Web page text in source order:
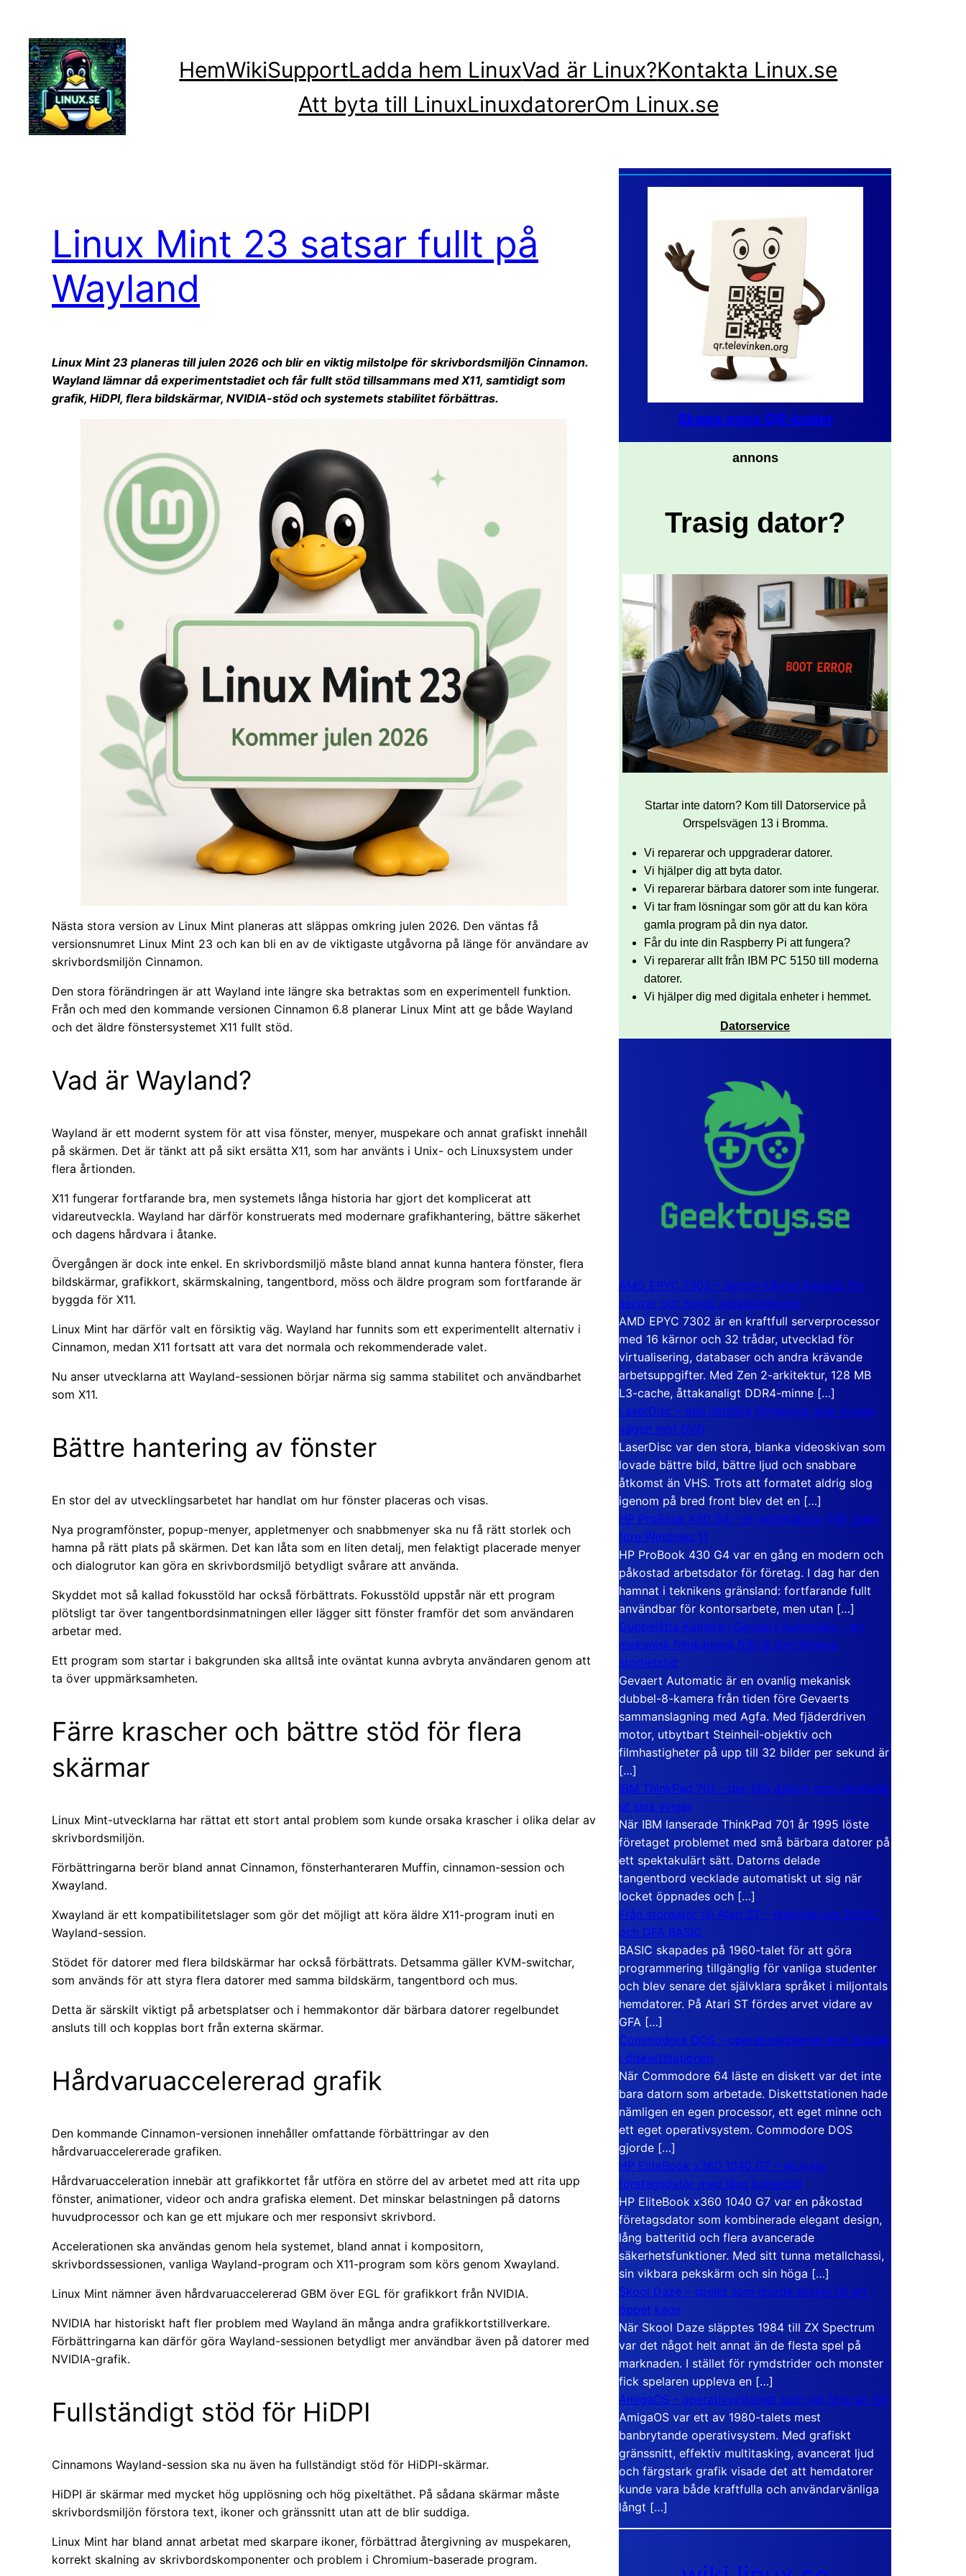
innehåll
HemWikiSupportLadda hem LinuxVad är Linux?Kontakta Linux.se
Att byta till LinuxLinuxdatorerOm Linux.se
Linux Mint 23 satsar fullt på
Wayland
Linux Mint 23 planeras till julen 2026 och blir en viktig milstolpe för skrivbordsmiljön Cinnamon.
Wayland lämnar då experimentstadiet och får fullt stöd tillsammans med X11, samtidigt som
grafik, HiDPI, flera bildskärmar, NVIDIA-stöd och systemets stabilitet förbättras.
Nästa stora version av Linux Mint planeras att släppas omkring julen 2026. Den väntas få
versionsnumret Linux Mint 23 och kan bli en av de viktigaste utgåvorna på länge för användare av
skrivbordsmiljön Cinnamon.
Den stora förändringen är att Wayland inte längre ska betraktas som en experimentell funktion.
Från och med den kommande versionen Cinnamon 6.8 planerar Linux Mint att ge både Wayland
och det äldre fönstersystemet X11 fullt stöd.
Vad är Wayland?
Wayland är ett modernt system för att visa fönster, menyer, muspekare och annat grafiskt innehåll
på skärmen. Det är tänkt att på sikt ersätta X11, som har använts i Unix- och Linuxsystem under
flera årtionden.
X11 fungerar fortfarande bra, men systemets långa historia har gjort det komplicerat att
vidareutveckla. Wayland har därför konstruerats med modernare grafikhantering, bättre säkerhet
och dagens hårdvara i åtanke.
Övergången är dock inte enkel. En skrivbordsmiljö måste bland annat kunna hantera fönster, flera
bildskärmar, grafikkort, skärmskalning, tangentbord, möss och äldre program som fortfarande är
byggda för X11.
Linux Mint har därför valt en försiktig väg. Wayland har funnits som ett experimentellt alternativ i
Cinnamon, medan X11 fortsatt att vara det normala och rekommenderade valet.
Nu anser utvecklarna att Wayland-sessionen börjar närma sig samma stabilitet och användbarhet
som X11.
Bättre hantering av fönster
En stor del av utvecklingsarbetet har handlat om hur fönster placeras och visas.
Nya programfönster, popup-menyer, appletmenyer och snabbmenyer ska nu få rätt storlek och
hamna på rätt plats på skärmen. Det kan låta som en liten detalj, men felaktigt placerade menyer
och dialogrutor kan göra en skrivbordsmiljö betydligt svårare att använda.
Skyddet mot så kallad fokusstöld har också förbättrats. Fokusstöld uppstår när ett program
plötsligt tar över tangentbordsinmatningen eller lägger sitt fönster framför det som användaren
arbetar med.
Ett program som startar i bakgrunden ska alltså inte oväntat kunna avbryta användaren genom att
ta över uppmärksamheten.
Färre krascher och bättre stöd för flera
skärmar
Linux Mint-utvecklarna har rättat ett stort antal problem som kunde orsaka krascher i olika delar av
skrivbordsmiljön.
Förbättringarna berör bland annat Cinnamon, fönsterhanteraren Muffin, cinnamon-session och
Xwayland.
Xwayland är ett kompatibilitetslager som gör det möjligt att köra äldre X11-program inuti en
Wayland-session.
Stödet för datorer med flera bildskärmar har också förbättrats. Detsamma gäller KVM-switchar,
som används för att styra flera datorer med samma bildskärm, tangentbord och mus.
Detta är särskilt viktigt på arbetsplatser och i hemmakontor där bärbara datorer regelbundet
ansluts till och kopplas bort från externa skärmar.
Hårdvaruaccelererad grafik
Den kommande Cinnamon-versionen innehåller omfattande förbättringar av den
hårdvaruaccelererade grafiken.
Hårdvaruacceleration innebär att grafikkortet får utföra en större del av arbetet med att rita upp
fönster, animationer, videor och andra grafiska element. Det minskar belastningen på datorns
huvudprocessor och kan ge ett mjukare och mer responsivt skrivbord.
Accelerationen ska användas genom hela systemet, bland annat i kompositorn,
skrivbordssessionen, vanliga Wayland-program och X11-program som körs genom Xwayland.
Linux Mint nämner även hårdvaruaccelererad GBM över EGL för grafikkort från NVIDIA.
NVIDIA har historiskt haft fler problem med Wayland än många andra grafikkortstillverkare.
Förbättringarna kan därför göra Wayland-sessionen betydligt mer användbar även på datorer med
NVIDIA-grafik.
Fullständigt stöd för HiDPI
Cinnamons Wayland-session ska nu även ha fullständigt stöd för HiDPI-skärmar.
HiDPI är skärmar med mycket hög upplösning och hög pixeltäthet. På sådana skärmar måste
skrivbordsmiljön förstora text, ikoner och gränssnitt utan att de blir suddiga.
Linux Mint har bland annat arbetat med skarpare ikoner, förbättrad återgivning av muspekaren,
korrekt skalning av skrivbordskomponenter och problem i Chromium-baserade program.
Skapa egna QR-koder
annons
Trasig dator?
Startar inte datorn? Kom till Datorservice på
Orrspelsvägen 13 i Bromma.
Vi reparerar och uppgraderar datorer.
Vi hjälper dig att byta dator.
Vi reparerar bärbara datorer som inte fungerar.
Vi tar fram lösningar som gör att du kan köra
gamla program på din nya dator.
Får du inte din Raspberry Pi att fungera?
Vi reparerar allt från IBM PC 5150 till moderna
datorer.
Vi hjälper dig med digitala enheter i hemmet.
Datorservice
AMD EPYC 7302 – sexton kärnor byggda för
servrar och tunga arbetsstationer
AMD EPYC 7302 är en kraftfull serverprocessor
med 16 kärnor och 32 trådar, utvecklad för
virtualisering, databaser och andra krävande
arbetsuppgifter. Med Zen 2-arkitektur, 128 MB
L3-cache, åttakanaligt DDR4-minne […]
LaserDisc – den jättelika filmskivan som visade
vägen mot DVD
LaserDisc var den stora, blanka videoskivan som
lovade bättre bild, bättre ljud och snabbare
åtkomst än VHS. Trots att formatet aldrig slog
igenom på bred front blev det en […]
HP ProBook 430 G4 – en arbetsdator från tiden
före Windows 11
HP ProBook 430 G4 var en gång en modern och
påkostad arbetsdator för företag. I dag har den
hamnat i teknikens gränsland: fortfarande fullt
användbar för kontorsarbete, men utan […]
Dubbelåtta Kameran Gevaert Automatic – en
mekanisk filmkamera från 8 mm-filmens
storhetstid
Gevaert Automatic är en ovanlig mekanisk
dubbel-8-kamera från tiden före Gevaerts
sammanslagning med Agfa. Med fjäderdriven
motor, utbytbart Steinheil-objektiv och
filmhastigheter på upp till 32 bilder per sekund är
[…]
IBM ThinkPad 701 – den lilla datorn som vecklade
ut sina vingar
När IBM lanserade ThinkPad 701 år 1995 löste
företaget problemet med små bärbara datorer på
ett spektakulärt sätt. Datorns delade
tangentbord vecklade automatiskt ut sig när
locket öppnades och […]
Från stordator till Atari ST – historien om BASIC
och GFA BASIC
BASIC skapades på 1960-talet för att göra
programmering tillgänglig för vanliga studenter
och blev senare det självklara språket i miljontals
hemdatorer. På Atari ST fördes arvet vidare av
GFA […]
Commodore DOS – operativsystemet som bodde
i diskettstationen
När Commodore 64 läste en diskett var det inte
bara datorn som arbetade. Diskettstationen hade
nämligen en egen processor, ett eget minne och
ett eget operativsystem. Commodore DOS
gjorde […]
HP EliteBook x360 1040 G7 – en lyxig
företagsdator med lång batteritid
HP EliteBook x360 1040 G7 var en påkostad
företagsdator som kombinerade elegant design,
lång batteritid och flera avancerade
säkerhetsfunktioner. Med sitt tunna metallchassi,
sin vikbara pekskärm och sin höga […]
Skool Daze – spelet som gjorde skolan till ett
öppet kaos
När Skool Daze släpptes 1984 till ZX Spectrum
var det något helt annat än de flesta spel på
marknaden. I stället för rymdstrider och monster
fick spelaren uppleva en […]
AmigaOS – operativsystemet som var före sin tid
AmigaOS var ett av 1980-talets mest
banbrytande operativsystem. Med grafiskt
gränssnitt, effektiv multitasking, avancerat ljud
och färgstark grafik visade det att hemdatorer
kunde vara både kraftfulla och användarvänliga
långt […]